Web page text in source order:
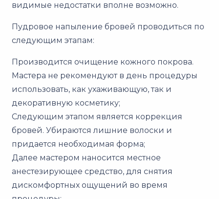
видимые недостатки вполне возможно.
Пудровое напыление бровей проводиться по
следующим этапам:
Производится очищение кожного покрова.
Мастера не рекомендуют в день процедуры
использовать, как ухаживающую, так и
декоративную косметику;
Следующим этапом является коррекция
бровей. Убираются лишние волоски и
придается необходимая форма;
Далее мастером наносится местное
анестезирующее средство, для снятия
дискомфортных ощущений во время